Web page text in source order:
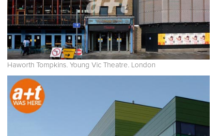
Haworth Tompkins. Young Vic Theatre. London